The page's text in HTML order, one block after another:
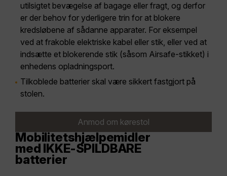
utilsigtet bevægelse af bagage eller fragt, og derfor
er der behov for yderligere trin for at blokere
kredsløbene af sådanne apparater. For eksempel
ved at frakoble elektriske kabel eller stik, eller ved at
indsætte et blokerende stik (såsom Airsafe-stikket) i
enhedens opladningsport.
Tilkoblede batterier skal være sikkert fastgjort på
stolen.
Anmod om kørestol
Mobilitetshjælpemidler
med IKKE-SPILDBARE
batterier